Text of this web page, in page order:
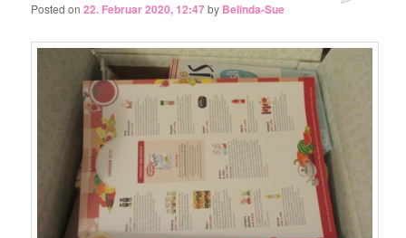
Posted on22. Februar 2020, 12:47by Belinda-Sue